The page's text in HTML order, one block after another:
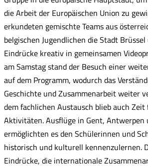
die Arbeit der Europäischen Union zu
erkundeten gemischte Teams aus
belgischen Jugendlichen die Stadt
Eindrücke kreativ in gemeinsamen
am Samstag stand der Besuch einer
auf dem Programm, wodurch das
Geschichte und Zusammenarbeit weiter
dem fachlichen Austausch blieb auch
Aktivitäten. Ausflüge in Gent, Antwerpen
ermöglichten es den Schülerinnen und
historisch und kulturell kennenzulernen.
Eindrücke, die internationale